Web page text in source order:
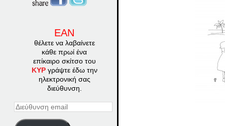
ΕΑΝ
θέλετε να λαβαίνετε
κάθε πρωί ένα
επίκαιρο σκίτσο του
ΚΥΡγράψτε έδω την
ηλεκτρονική σας
διεύθυνση.
Διεύθυνση